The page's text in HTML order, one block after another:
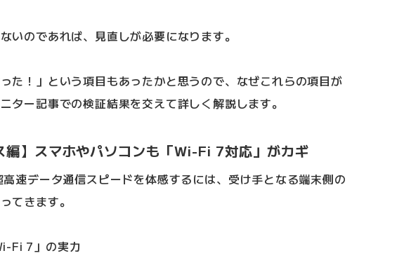
いのであれば、見直しが必要になります。
った！」という項目もあったかと思うので、なぜこれらの項目が
ター記事での検証結果を交えて詳しく解説します。
編】スマホやパソコンも「Wi-Fi 7対応」がカギ
速データ通信スピードを体感するには、受け手となる端末側の
てきます。
Fi 7」の実力